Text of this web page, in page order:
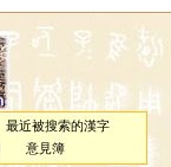
最近被搜索的漢字
意見簿